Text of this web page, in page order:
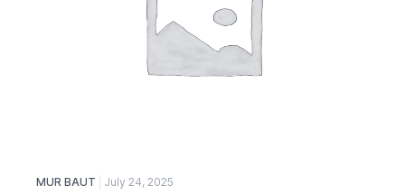
MUR BAUT July 24, 2025